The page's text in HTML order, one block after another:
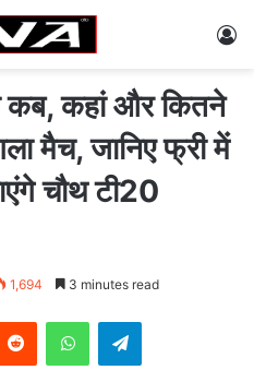
कब, कहां और कितने
मैच, जानिए फ्री में
चौथ टी20
1,694 3 minutes read